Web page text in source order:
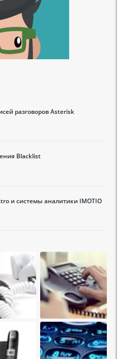
разговоров Asterisk
Blacklist
и системы аналитики IMOTIO